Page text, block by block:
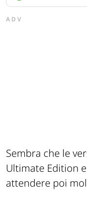
ADV
Sembra che le
Ultimate Edition
attendere poi